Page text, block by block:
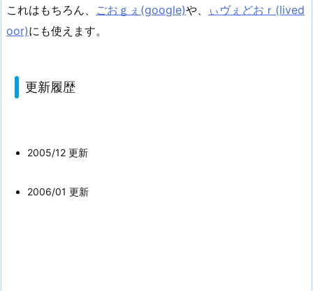
これはもちろん、 ごおｇぇ(google)や、
ぃヴぇどおｒ(lived
oor)にも使えます。
更新履歴
2005/12 更新
2006/01 更新